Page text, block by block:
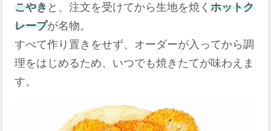
こやきと、注文を受けてから生地を焼くホットク
レープが名物。
すべて作り置きをせず、オーダーが入ってから調
理をはじめるため、いつでも焼きたてが味わえま
す。